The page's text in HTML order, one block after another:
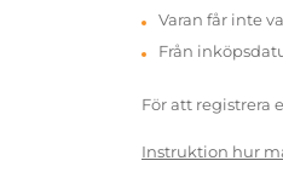
Varan får inte
Från
För att registrera
Instruktion hur